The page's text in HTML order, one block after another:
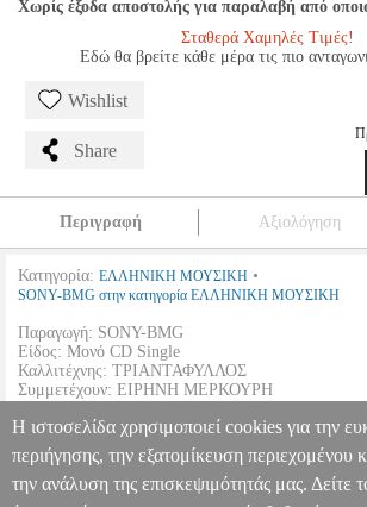
Χωρίς έξοδα αποστολής για παραλαβή από
Σταθερά Χαμηλές Τιμές!
Εδώ θα βρείτε κάθε μέρα τις πιο
Wishlist
Share
Περιγραφή Αξιολόγηση
Κατηγορία: ΕΛΛΗΝΙΚΗ ΜΟΥΣΙΚΗ •
SONY-BMG στην κατηγορία ΕΛΛΗΝΙΚΗ ΜΟΥΣΙΚΗ
Παραγωγή: SONY-BMG
Είδος: Μονό CD Single
Καλλιτέχνης: ΤΡΙΑΝΤΑΦΥΛΛΟΣ
Συμμετέχουν: ΕΙΡΗΝΗ ΜΕΡΚΟΥΡΗ
1. ΣΑΝ ΤΡΕΛΟΣ Σ'ΑΓΑΠΩ
3. ΤΩΡΑ ΣΕ
2. ΜΙΑ ΖΩΗ(ΜΕ ΤΗΝ ΕΙΡΗΝΗ
ΜΕΡΚΟΥΡΗ)
4. ΚΑΙ ΣΕ
ΤΡΙΑΝΤΑΦΥΛΛΟΣ - ΜΙΑ ΖΩΗ -
Η ιστοσελίδα χρησιμοποιεί cookies για την
περιήγησης, την εξατομίκευση περιεχομένου
την ανάλυση της επισκεψιμότητάς μας. Δείτε